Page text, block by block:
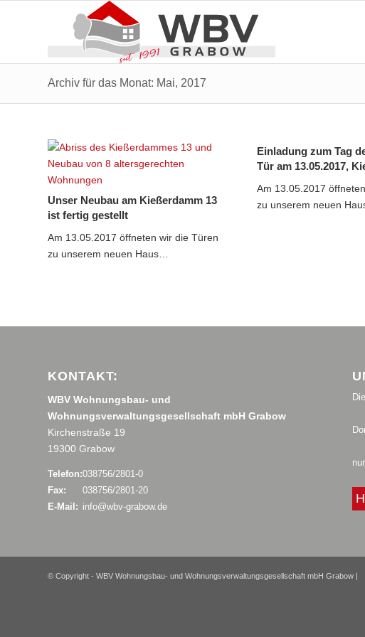
Archiv für das Monat: Mai, 2017
Unser Neubau am Kießerdamm 13
ist fertig gestellt
Am 13.05.2017 öffneten wir die Türen
zu unserem neuen Haus…
Einladung zum Tag
Tür am 13.05.2017,
Am 13.05.2017
zu unserem neuen
KONTAKT:
WBV Wohnungsbau- und
Wohnungsverwaltungsgesellschaft mbH Grabow
Kirchenstraße 19
19300 Grabow
Telefon:038756/2801-0
Fax:
038756/2801-20
E-Mail: info@wbv-grabow.de
© Copyright - WBV Wohnungsbau- und Wohnungsverwaltungsgesellschaft mbH Grabow |